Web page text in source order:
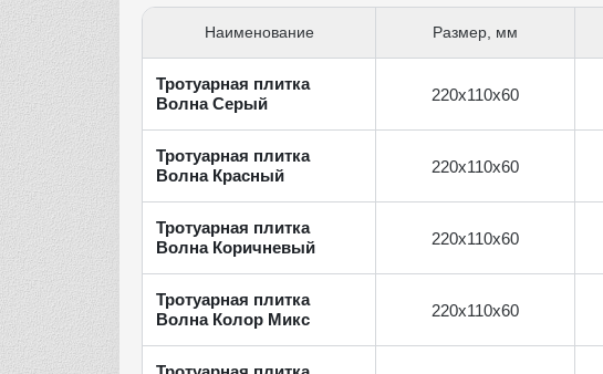
Наименование Размер, мм
Тротуарная плитка
Волна Серый
220х110х60
Тротуарная плитка
Волна Красный
220х110х60
Тротуарная плитка
Волна Коричневый
220х110х60
Тротуарная плитка
Волна Колор Микс
220х110х60